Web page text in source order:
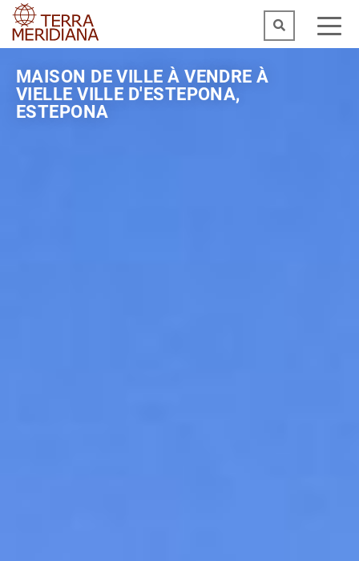
MAISON DE VILLE À VENDRE À
VIELLE VILLE D'ESTEPONA,
ESTEPONA